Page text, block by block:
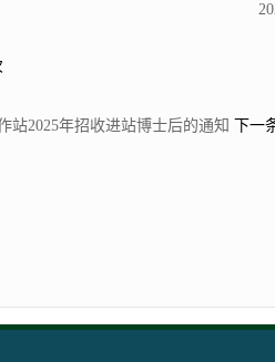
站2025年招收进站博士后的通知 下一